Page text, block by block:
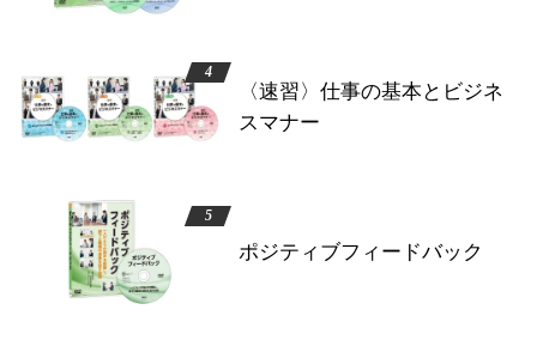
〈速習〉仕事の基本とビジネ
スマナー
ポジティブフィードバック